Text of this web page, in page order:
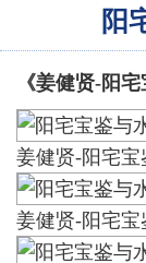
阳
《姜健贤-阳
姜健贤-阳宅宝
姜健贤-阳宅宝